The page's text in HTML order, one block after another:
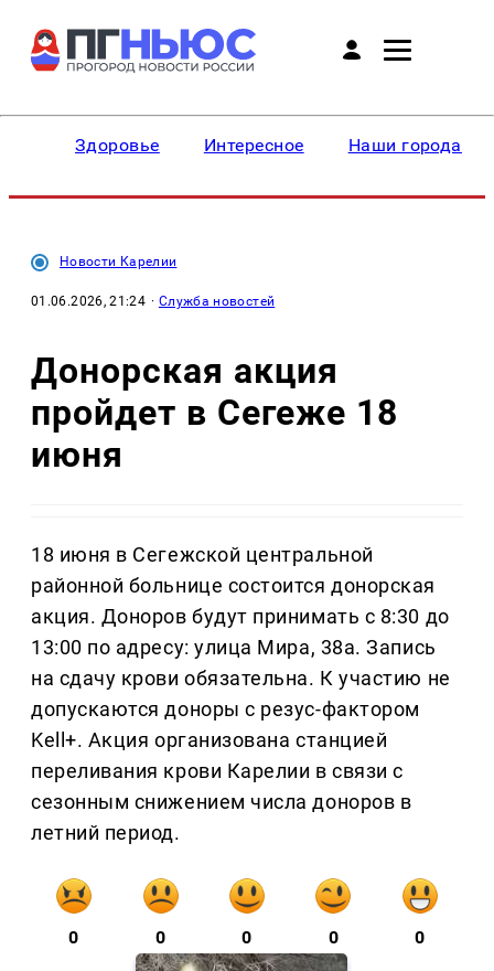
Здоровье Интересное Наши города
Новости Карелии
01.06.2026, 21:24 · Служба новостей
Донорская акция
пройдет в Сегеже 18
июня
18 июня в Сегежской центральной
районной больнице состоится донорская
акция. Доноров будут принимать с 8:30 до
13:00 по адресу: улица Мира, 38а. Запись
на сдачу крови обязательна. К участию не
допускаются доноры с резус-фактором
Kell+. Акция организована станцией
переливания крови Карелии в связи с
сезонным снижением числа доноров в
летний период.
0 0 0 0 0